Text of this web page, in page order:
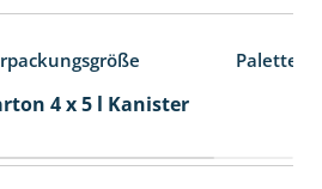
4 x 5 l Kanister